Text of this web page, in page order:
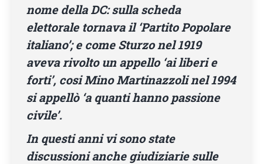
nome della DC: sulla scheda
elettorale tornava il ‘Partito Popolare
italiano’; e come Sturzo nel 1919
aveva rivolto un appello ‘ai liberi e
forti’, cosi Mino Martinazzoli nel 1994
si appellò ‘a quanti hanno passione
civile’.
In questi anni vi sono state
discussioni anche giudiziarie sulle